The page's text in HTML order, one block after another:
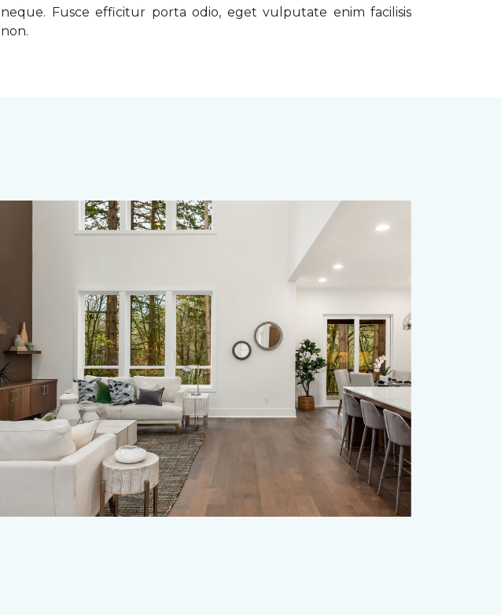
neque. Fusce efficitur porta odio, eget vulputate enim facilisis
non.